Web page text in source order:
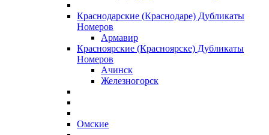
Краснодарские (Краснодаре) Дубликаты
Номеров
Армавир
Красноярские (Красноярске) Дубликаты
Номеров
Ачинск
Железногорск
Омские